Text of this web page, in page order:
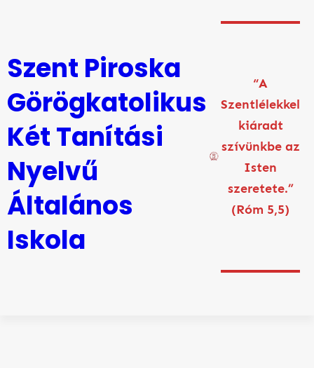
Szent Piroska
Görögkatolikus
Két Tanítási
Nyelvű
Általános
Iskola
“A
Szentlélekkel
kiáradt
szívünkbe az
Isten
szeretete.”
(Róm 5,5)